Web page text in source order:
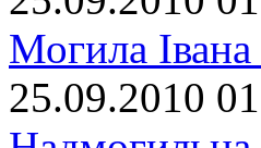
Могила
25.09.2010